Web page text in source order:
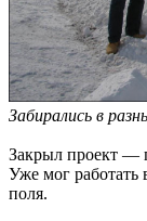
Забирались в
Закрыл проект —
Уже мог работать
поля.